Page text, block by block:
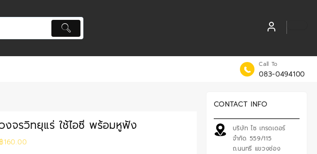
Call To
083-0494100
วงจรวิทยุแร่ ใช้ไอซี พร้อมหูฟัง
฿160.00
CONTACT INFO
บริษัท ไซ เทรดเดอร์
จำกัด 559/115
ถ.นนทรี แขวงช่อง